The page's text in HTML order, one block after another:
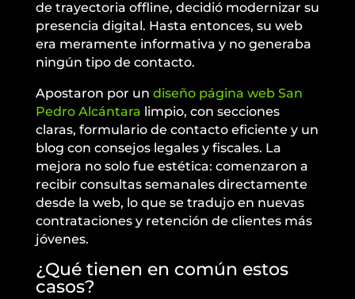
de trayectoria offline, decidió modernizar su
presencia digital. Hasta entonces, su web
era meramente informativa y no generaba
ningún tipo de contacto.
Apostaron por un diseño página web San
Pedro Alcántara limpio, con secciones
claras, formulario de contacto eficiente y un
blog con consejos legales y fiscales. La
mejora no solo fue estética: comenzaron a
recibir consultas semanales directamente
desde la web, lo que se tradujo en nuevas
contrataciones y retención de clientes más
jóvenes.
¿Qué tienen en común estos
casos?